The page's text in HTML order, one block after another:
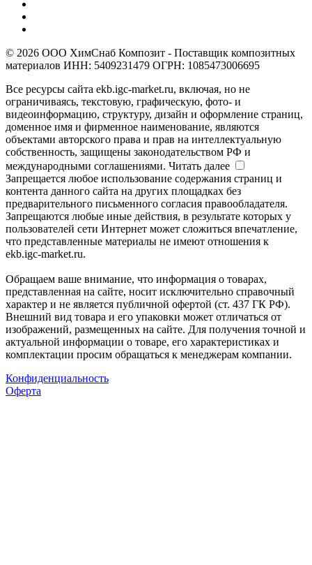
© 2026 ООО ХимСнаб Композит - Поставщик композитных
материалов ИНН: 5409231479 ОГРН: 1085473006695
Все ресурсы сайта ekb.igc-market.ru, включая, но не
ограничиваясь, текстовую, графическую, фото- и
видеоинформацию, структуру, дизайн и оформление страниц,
доменное имя и фирменное наименование, являются
объектами авторского права и прав на интеллектуальную
собственность, защищены законодательством РФ и
международными соглашениями. Читать далее
Запрещается любое использование содержания страниц и
контента данного сайта на других площадках без
предварительного письменного согласия правообладателя.
Запрещаются любые иные действия, в результате которых у
пользователей сети Интернет может сложиться впечатление,
что представленные материалы не имеют отношения к
ekb.igc-market.ru.
Обращаем ваше внимание, что информация о товарах,
представленная на сайте, носит исключительно справочный
характер и не является публичной офертой (ст. 437 ГК РФ).
Внешний вид товара и его упаковки может отличаться от
изображений, размещенных на сайте. Для получения точной и
актуальной информации о товаре, его характеристиках и
комплектации просим обращаться к менеджерам компании.
Конфиденциальность
Оферта